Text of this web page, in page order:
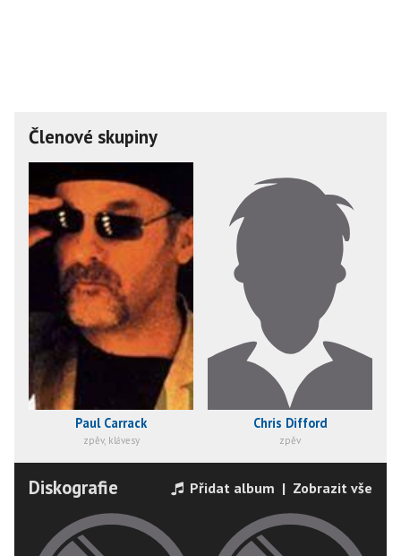
Členové skupiny
Paul Carrack
zpěv, klávesy
Chris Difford
zpěv
Diskografie Přidat album | Zobrazit vše